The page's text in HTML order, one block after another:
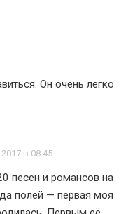
Он очень легко
в 08:45
песен и романсов на
полей — первая моя